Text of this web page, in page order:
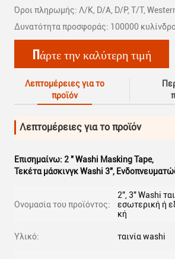
Όροι πληρωμής: Λ/Κ, D/A, D/P, T/T,
Δυνατότητα προσφοράς: 100000
Πάρτε την καλύτερη τιμή
Λεπτομέρειες για το
προϊόν
Λεπτομέρειες για το προϊόν
Επισημαίνω: 2 " Washi Masking Tape,
Τεκέτα μάσκινγκ Washi 3",
Ονομασία του προϊόντος:
2", 3" Washi
εσωτερική ή
κή
Υλικό: ταινία washi